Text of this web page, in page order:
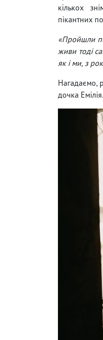
кількох
пікантних
«Пройшли
живи тоді
як і ми, з
Нагадаємо,
дочка Емілія.